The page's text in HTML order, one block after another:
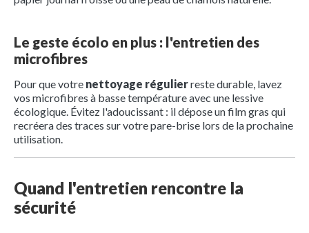
Le geste écolo en plus : l'entretien des
microfibres
Pour que votre nettoyage régulierreste durable, lavez
vos microfibres à basse température avec une lessive
écologique. Évitez l'adoucissant : il dépose un film gras qui
recréera des traces sur votre pare-brise lors de la prochaine
utilisation.
Quand l'entretien rencontre la
sécurité